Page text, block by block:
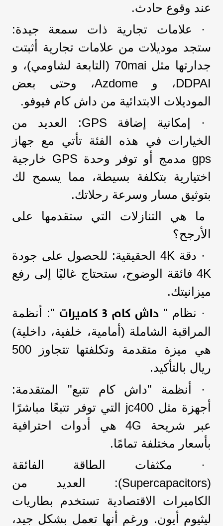
عند وقوع حادث.
· علامات تجارية ذات سمعة جيدة:
ستجد موديلات من علامات تجارية أثبتت
جدارتها مثل 70mai (التابعة لشاومي)، و
DDPAI، و Azdome، وحتى بعض
الموديلات الابتدائية من داش كام فيوفو.
· إمكانية إضافة GPS: العديد من
الخيارات في هذه الفئة تأتي مع جهاز
gps مدمج أو توفر وحدة GPS خارجية
اختيارية بتكلفة بسيطة، مما يسمح لك
بتوثيق مسار وسرعة رحلاتك.
ما هي التنازلات التي ستقدمها على
الأرجح؟
· دقة 4K الحقيقية: للحصول على جودة
4K فائقة الوضوح، ستحتاج غالبًا إلى رفع
ميزانيتك.
· نظام " داش كام 3 كاميرات
": أنظمة
المراقبة الشاملة (أمامية، خلفية، داخلية)
هي ميزة متقدمة وتكلفتها تتجاوز 500
ريال بالتأكيد.
· أنظمة "داش كام تتبع" المتقدمة:
أجهزة مثل jc400 التي توفر تتبعًا مباشرًا
عبر شريحة 4G هي أدوات احترافية
بأسعار مختلفة تمامًا.
· مكثفات الطاقة الفائقة
(Supercapacitors): العديد من
الكاميرات الاقتصادية تستخدم بطاريات
ليثيوم أيون. ورغم أنها تعمل بشكل جيد،